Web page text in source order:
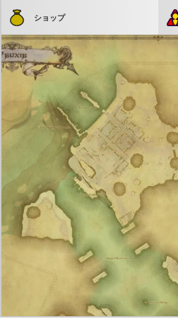
ショップ